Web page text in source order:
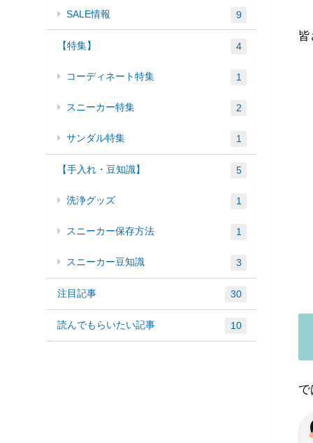
皆
で
SALE情報 9
【特集】 4
コーディネート特集 1
スニーカー特集 2
サンダル特集 1
【手入れ・豆知識】 5
洗浄グッズ 1
スニーカー保存方法 1
スニーカー豆知識 3
注目記事 30
読んでもらいたい記事 10